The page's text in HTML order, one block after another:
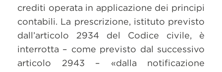
crediti operata in applicazione dei principi
contabili. La prescrizione, istituto previsto
dall’articolo 2934 del Codice civile, è
interrotta – come previsto dal successivo
articolo 2943 – «dalla notificazione